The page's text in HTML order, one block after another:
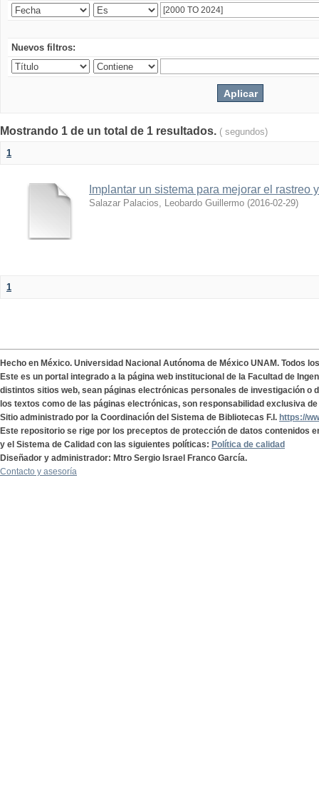
Nuevos filtros:
Mostrando 1 de un total de 1 resultados. ( segundos)
1
Implantar un sistema para mejorar el rastreo
Salazar Palacios, Leobardo Guillermo (2016-02-29)
1
Hecho en México. Universidad Nacional Autónoma de México UNAM. Todos
Este es un portal integrado a la página web institucional de la Facultad de
distintos sitios web, sean páginas electrónicas personales de investigación o
los textos como de las páginas electrónicas, son responsabilidad exclusiva
Sitio administrado por la Coordinación del Sistema de Bibliotecas F.I. https://
Este repositorio se rige por los preceptos de protección de datos contenidos
y el Sistema de Calidad con las siguientes políticas: Política de calidad
Diseñador y administrador: Mtro Sergio Israel Franco García.
Contacto y asesoría